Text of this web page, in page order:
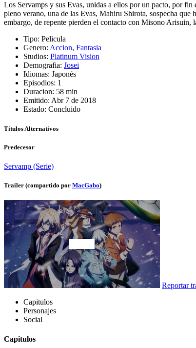
Los Servamps y sus Evas, unidas a ellos por un pacto, por
pleno verano, una de las Evas, Mahiru Shirota, sospecha
embargo, de repente pierden el contacto con Misono Arisuin,
Tipo: Pelicula
Genero: Accion, Fantasia
Studios: Platinum Vision
Demografia: Josei
Idiomas: Japonés
Episodios: 1
Duracion: 58 min
Emitido: Abr 7 de 2018
Estado: Concluido
Titulos Alternativos
Predecesor
Servamp (Serie)
Trailer (compartido por MacGabo)
Reportar
Capitulos
Personajes
Social
Capitulos